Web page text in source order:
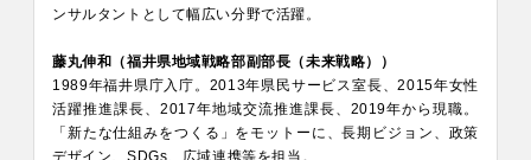
ンサルタントとして幅広い分野で活躍。
藤丸伸和（福井県地域戦略部副部長（未来戦略））
1989年福井県庁入庁。2013年県民サービス室長、2015年女性
活躍推進課長、2017年地域交流推進課長、2019年から現職。
「新たな仕組みをつくる」をモットーに、長期ビジョン、政策
デザイン、SDGs、広域連携等を担当。